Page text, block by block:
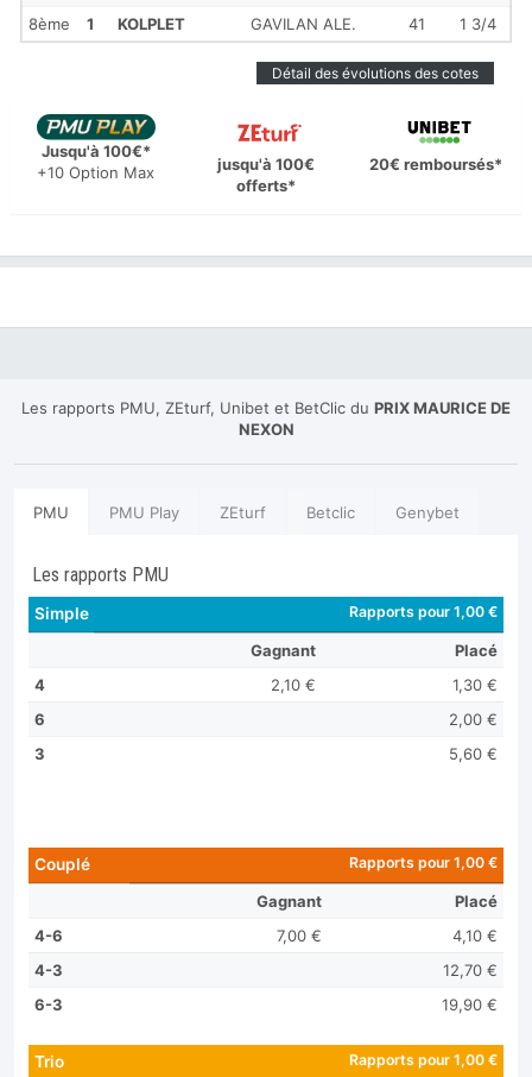
8ème
1 KOLPLET GAVILAN ALE. 41 1 3/4
Détail des évolutions des cotes
Jusqu'à 100€*
+10 Option Max
jusqu'à 100€
offerts*
20€ remboursés*
Les rapports PMU, ZEturf, Unibet et BetClic du PRIX MAURICE DE
NEXON
PMU PMU Play ZEturf Betclic Genybet
Les rapports PMU
Simple Rapports pour 1,00 €
Gagnant
Placé
4
2,10 €
1,30 €
6
2,00 €
3
5,60 €
Couplé Rapports pour 1,00 €
Gagnant
Placé
4-6
7,00 €
4,10 €
4-3
12,70 €
6-3
19,90 €
Trio Rapports pour 1,00 €